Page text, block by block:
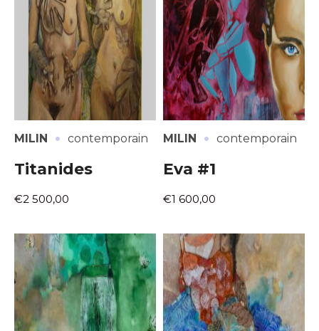
MILIN · contemporain
Titanides
€2 500,00
MILIN · contemporain
Eva #1
€1 600,00